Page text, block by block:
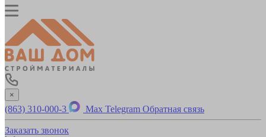
×
(863) 310-000-3 Max Telegram Обратная связь
Заказать звонок